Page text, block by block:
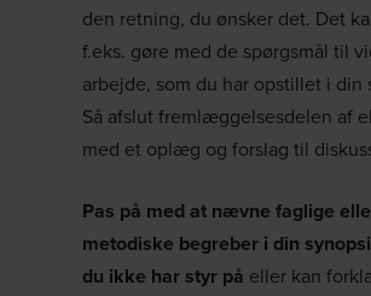
den retning, du ønsker det. Det
f.eks. gøre med de spørgsmål til
arbejde, som du har opstillet i din
Så afslut fremlæggelsesdelen af
med et oplæg og forslag til
Pas på med at nævne faglige
metodiske begreber i din
du ikke har styr på eller kan